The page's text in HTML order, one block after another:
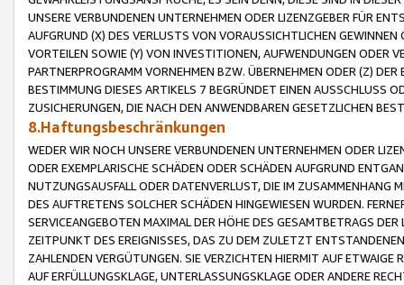
UNSERE VERBUNDENEN UNTERNEHMEN ODER LIZENZGEBER FÜR
AUFGRUND (X) DES VERLUSTS VON VORAUSSICHTLICHEN
VORTEILEN SOWIE (Y) VON INVESTITIONEN, AUFWENDUNGEN ODER
PARTNERPROGRAMM VORNEHMEN BZW. ÜBERNEHMEN ODER (Z)
BESTIMMUNG DIESES ARTIKELS 7 BEGRÜNDET EINEN AUSSCHLUSS
ZUSICHERUNGEN, DIE NACH DEN ANWENDBAREN GESETZLICHEN
8.Haftungsbeschränkungen
WEDER WIR NOCH UNSERE VERBUNDENEN UNTERNEHMEN ODER
ODER EXEMPLARISCHE SCHÄDEN ODER SCHÄDEN AUFGRUND
NUTZUNGSAUSFALL ODER DATENVERLUST, DIE IM ZUSAMMENHANG
DES AUFTRETENS SOLCHER SCHÄDEN HINGEWIESEN WURDEN.
SERVICEANGEBOTEN MAXIMAL DER HÖHE DES GESAMTBETRAGS
ZEITPUNKT DES EREIGNISSES, DAS ZU DEM ZULETZT
ZAHLENDEN VERGÜTUNGEN. SIE VERZICHTEN HIERMIT AUF
AUF ERFÜLLUNGSKLAGE, UNTERLASSUNGSKLAGE ODER ANDERE